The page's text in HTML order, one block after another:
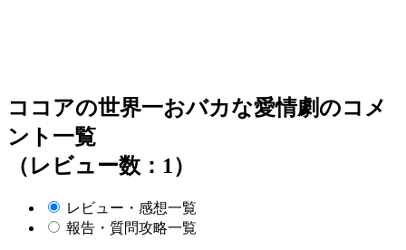
ココアの世界一おバカな愛情劇のコメ
ント一覧
（レビュー数：1）
レビュー・感想一覧
報告・質問攻略一覧